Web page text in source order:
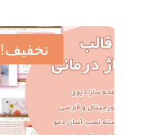
تخفیف!